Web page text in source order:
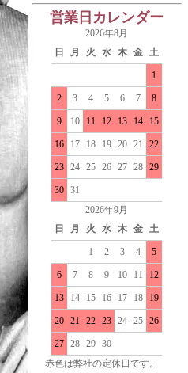
営業日カレンダー
2026年8月
日
月 火 水 木 金 土
1
2 3 4 5 6 7 8
9 10 11 12 13 14 15
16 17 18 19 20 21 22
23 24 25 26 27 28 29
30 31
2026年9月
日
月 火 水 木 金 土
1 2 3 4 5
6 7 8 9 10 11 12
13 14 15 16 17 18 19
20 21 22 23 24 25 26
27 28 29 30
赤色は弊社の定休日です。